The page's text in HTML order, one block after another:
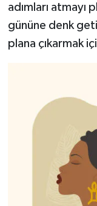
adımları atmayı
gününe denk
plana çıkarmak